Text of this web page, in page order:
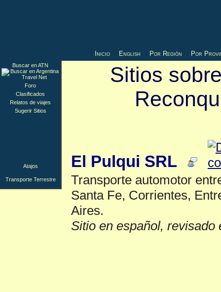
Inicio English Por Región Por
Sitios
El Pulqui SRL
Transporte automotor
Santa Fe, Corrientes,
Aires.
Sitio en español, revisado
Buscar en ATN
Foro
Clasificados
Relatos de viajes
Sugerir Sitios
Atajos
Transporte Terrestre